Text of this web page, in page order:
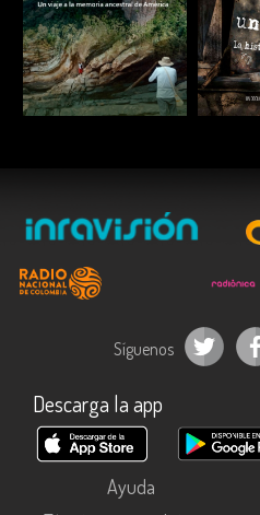
ESCUCHAR
Síguenos
Descarga la app
Ayuda